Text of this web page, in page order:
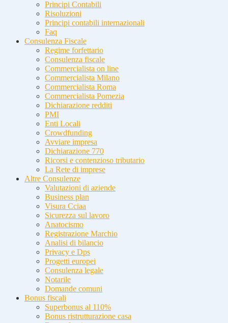
Principi Contabili
Risoluzioni
Principi contabili internazionali
Faq
Consulenza Fiscale
Regime forfettario
Consulenza fiscale
Commercialista on line
Commercialista Milano
Commercialista Roma
Commercialista Pomezia
Dichiarazione redditi
PMI
Enti Locali
Crowdfunding
Avviare impresa
Dichiarazione 770
Ricorsi e contenzioso tributario
La Rete di imprese
Altre Consulenze
Valutazioni di aziende
Business plan
Visura Cciaa
Sicurezza sul lavoro
Anatocismo
Registrazione Marchio
Analisi di bilancio
Privacy e Dps
Progetti europei
Consulenza legale
Notarile
Domande comuni
Bonus fiscali
Superbonus al 110%
Bonus ristrutturazione casa